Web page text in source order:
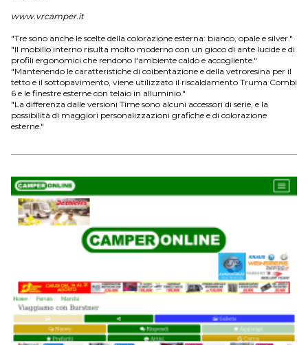
www.vrcamper.it
"Tre sono anche le scelte della colorazione esterna: bianco, opale e silver."
"Il mobilio interno risulta molto moderno con un gioco di ante lucide e di
profili ergonomici che rendono l'ambiente caldo e accogliente."
"Mantenendo le caratteristiche di coibentazione e della vetroresina per il
tetto e il sottopavimento, viene utilizzato il riscaldamento Truma Combi
6 e le finestre esterne con telaio in alluminio."
"La differenza dalle versioni Time sono alcuni accessori di serie, e la
possibilità di maggiori personalizzazioni grafiche e di colorazione
esterne."